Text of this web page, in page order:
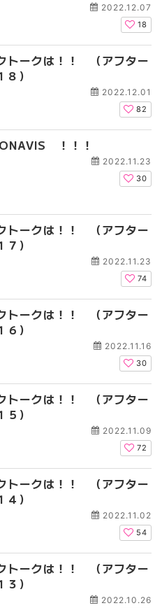
2022.12.07
18
トークは！！ （アフター
）
2022.12.01
82
！！！
2022.11.23
30
トークは！！ （アフター
）
2022.11.23
74
トークは！！ （アフター
）
2022.11.16
30
トークは！！ （アフター
）
2022.11.09
72
トークは！！ （アフター
）
2022.11.02
54
トークは！！ （アフター
）
2022.10.26